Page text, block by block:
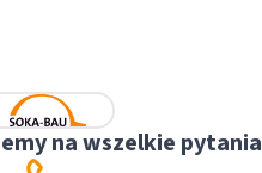
na wszelkie pytania